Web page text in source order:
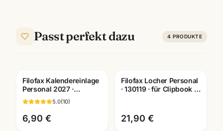
Passt perfekt dazu 4 PRODUKTE
Filofax Kalendereinlage
Personal 2027 ·
Jahresplaner deutsch ·
27-68445
5.0(10)
6,90 €
Filofax Locher Personal
· 130119 · für Clipbook +
21,90 €